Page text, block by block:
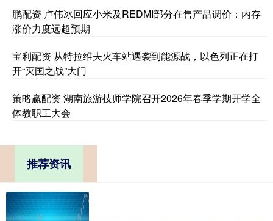
鹏配资 卢伟冰回应小米及REDMI部分在售产品调价：内存
涨价力度远超预期
宝利配资 从特拉维夫火车站遇袭到能源战，以色列正在打
开“灭国之战”大门
策略赢配资 湖南旅游技师学院召开2026年春季学期开学全
体教职工大会
推荐资讯